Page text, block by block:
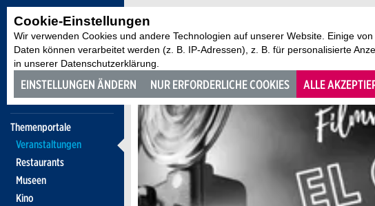
Cookie-Einstellungen
Wir verwenden Cookies und andere Technologien auf unserer Website. Einige
Daten können verarbeitet werden (z. B. IP-Adressen), z. B. für personalisierte
in unserer Datenschutzerklärung.
EINSTELLUNGEN ÄNDERN NUR ERFORDERLICHE COOKIES ALLE
Themenportale
Veranstaltungen
Restaurants
Museen
Kino